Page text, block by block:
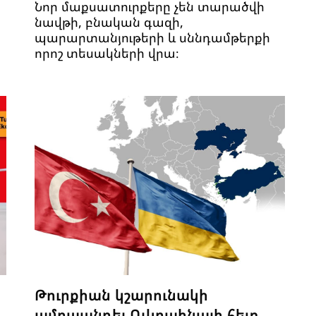
Նոր մաքսատուրքերը չեն տարածվի
նավթի, բնական գազի,
պարարտանյութերի և սննդամթերքի
որոշ տեսակների վրա։
Թուրքիան կշարունակի